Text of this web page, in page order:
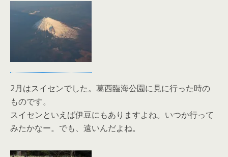
2月はスイセンでした。葛西臨海公園に見に行った時の
ものです。
スイセンといえば伊豆にもありますよね。いつか行って
みたかなー。でも、遠いんだよね。